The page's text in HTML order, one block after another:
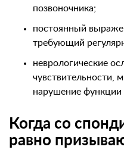
позвоночника;
постоянный
требующий
неврологические
чувствительности,
нарушение функции
Когда со
равно